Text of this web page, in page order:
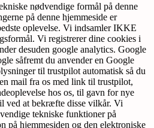
nødvendige formål på denne
på denne hjemmeside er
oplevelse. Vi indsamler IKKE
Vi registrerer dine cookies i
desuden google analytics. Google
såfremt du anvender en Google
til trustpilot automatisk så du
mail fra os med link til trustpilot,
hos os, til gavn for nye
ved at bekræfte disse vilkår. Vi
tekniske funktioner på
på hjemmesiden og den elektroniske